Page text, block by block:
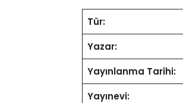
Tür:
Yazar:
Yayınlanma Tarihi:
Yayınevi: